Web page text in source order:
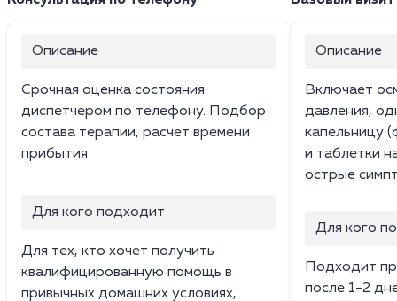
Описание
Срочная оценка состояния
диспетчером по телефону. Подбор
состава терапии, расчет времени
прибытия
Для кого подходит
Для тех, кто хочет получить
квалифицированную помощь в
привычных домашних условиях,
Описание
Включает
давления,
капельницу
и таблетки
острые
Для кого
Подходит
после 1-2